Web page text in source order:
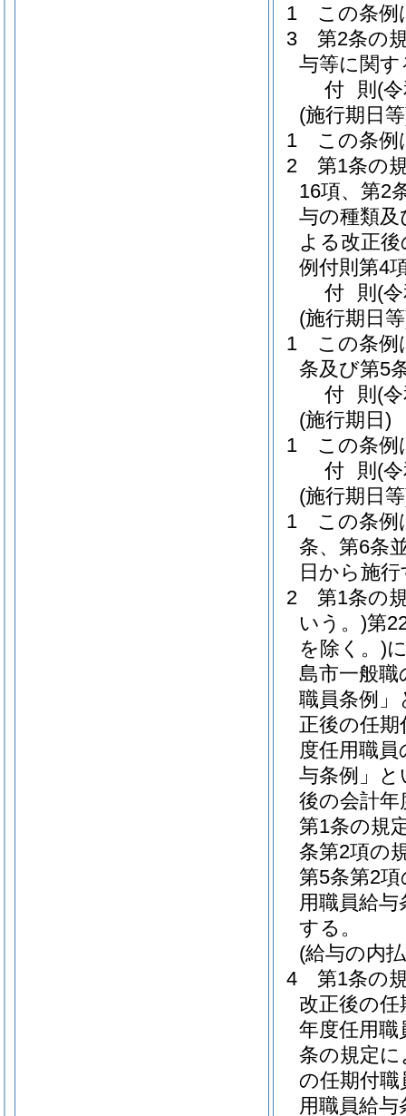
1
この条例
3
第2条の
与等に関
付 則 (
(施行期日
1
この条例
2
第1条の
16項、第2
与の種類
よる改正
例付則第4
付 則 (
(施行期日
1
この条例
条及び第5
付 則 (
(施行期日)
1
この条例
付 則 (
(施行期日
1
この条例
条、第6条
日から施
2
第1条の
いう。)第
を除く。)
島市一般職
職員条例」
正後の任
度任用職
与条例」と
後の会計年
第1条の規
条第2項の
第5条第2
用職員給
する。
(給与の内
4
第1条の
改正後の
年度任用
条の規定
の任期付
用職員給